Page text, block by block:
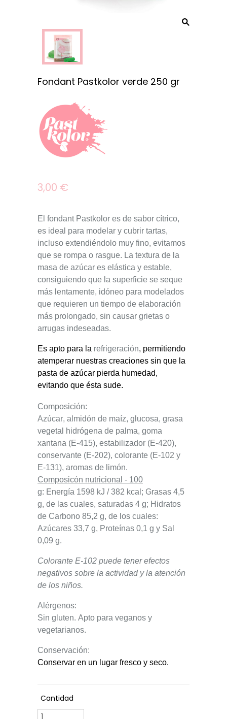
Fondant Pastkolor verde 250 gr
3,00 €
El fondant Pastkolor es de sabor cítrico,
es ideal para modelar y cubrir tartas,
incluso extendiéndolo muy fino, evitamos
que se rompa o rasgue. La textura de la
masa de azúcar es elástica y estable,
consiguiendo que la superficie se seque
más lentamente, idóneo para modelados
que requieren un tiempo de elaboración
más prolongado, sin causar grietas o
arrugas indeseadas.
Es apto para la refrigeración, permitiendo
atemperar nuestras creaciones sin que la
pasta de azúcar pierda humedad,
evitando que ésta sude.
Composición:
Azúcar, almidón de maíz, glucosa, grasa
vegetal hidrógena de palma, goma
xantana (E-415), estabilizador (E-420),
conservante (E-202), colorante (E-102 y
E-131), aromas de limón.
Composicón nutricional - 100
g: Energía 1598 kJ / 382 kcal; Grasas 4,5
g, de las cuales, saturadas 4 g; Hidratos
de Carbono 85,2 g, de los cuales:
Azúcares 33,7 g, Proteínas 0,1 g y Sal
0,09 g.
Colorante E-102 puede tener efectos
negativos sobre la actividad y la atención
de los niños.
Alérgenos:
Sin gluten. Apto para veganos y
vegetarianos.
Conservación:
Conservar en un lugar fresco y seco.
Cantidad